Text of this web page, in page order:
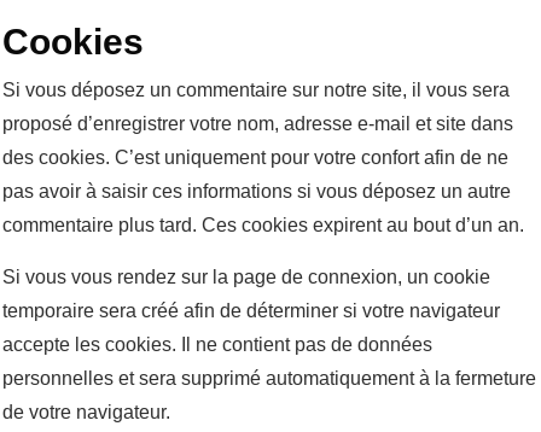
Cookies
Si vous déposez un commentaire sur notre site, il vous sera
proposé d’enregistrer votre nom, adresse e-mail et site dans
des cookies. C’est uniquement pour votre confort afin de ne
pas avoir à saisir ces informations si vous déposez un autre
commentaire plus tard. Ces cookies expirent au bout d’un an.
Si vous vous rendez sur la page de connexion, un cookie
temporaire sera créé afin de déterminer si votre navigateur
accepte les cookies. Il ne contient pas de données
personnelles et sera supprimé automatiquement à la fermeture
de votre navigateur.